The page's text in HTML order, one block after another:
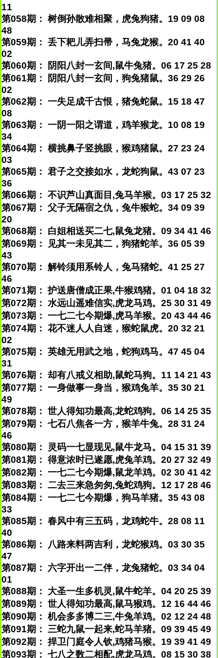
11
第058期： 树倒孙散难相聚，虎兔狗猪。19 09 08
48
第059期： 丢下耙儿弄扫帚，马兔龙猴。20 41 40
02
第060期： 阴阳八封一玄间,鼠牛兔猪。06 17 25 28
第061期： 阴阳八封一玄间，狗兔猪鼠。36 29 26
02
第062期： 一失足成千古恨，猪兔蛇鼠。15 18 47
08
第063期： 一阴一阳之谓道，鸡羊猴龙。10 08 19
34
第064期： 横挑鼻子竖挑眼，猴鸡猪鼠。27 23 24
03
第065期： 君子之交接如水，龙蛇狗鼠。43 07 23
36
第066期： 不识芦山真面目,兔马羊猴。03 17 25 32
第067期： 父子无隔宿之仇，兔牛猴蛇。34 09 39
20
第068期： 白姐相送买二七,鼠兔龙猪。09 34 41 46
第069期： 见其一未见其二，狗猪蛇羊。36 05 39
43
第070期： 解铃须用系铃人，兔马猪蛇。41 25 27
46
第071期： 护送唐僧成正果,牛猴鸡猪。01 04 18 32
第072期： 水远山遥难信实,虎龙马鸡。25 30 31 49
第073期： 一七二七今期爆,虎马羊猴。20 43 44 46
第074期： 花不迷人人自迷，猴蛇鼠虎。20 32 21
02
第075期： 英雄无用武之地，蛇狗鸡马。47 45 04
31
第076期： 却有八戒义相助,鼠蛇马狗。11 14 21 43
第077期： 一身做事一身当，猴鸡兔羊。35 30 21
49
第078期： 世人得知功最高,龙蛇鸡狗。06 14 25 35
第079期： 七石八焦各一方，猴羊牛兔。28 31 24
46
第080期： 灵码一七显现见,鼠牛龙马。04 15 31 39
第081期： 得意浓时已遂愿,虎兔羊鸡。20 27 32 49
第082期： 一七二七今期爆,鼠龙羊鸡。02 30 41 42
第083期： 二去三来急匆匆,兔蛇鸡狗。12 17 28 46
第084期： 一七二七今期爆，狗马羊猪。35 43 08
33
第085期： 春风中有三五码，龙鸡蛇牛。28 08 11
40
第086期： 八路来料两吉利，龙蛇猴鸡。03 30 35
47
第087期： 六字开出一二伴，龙兔猪蛇。03 34 04
01
第088期： 大圣一生多机灵,鼠牛蛇羊。04 20 25 39
第089期： 世人得知功最高,鼠马猴鸡。12 16 44 46
第090期： 机会多多博二三,牛兔羊鸡。02 12 24 48
第091期： 三蛇九鼠一起来,蛇马羊猪。09 39 45 49
第092期： 捍卫门庭令人钦,鸡猪马猴。19 39 41 49
第093期： 七八之数二相配,虎龙马鸡。08 15 30 38